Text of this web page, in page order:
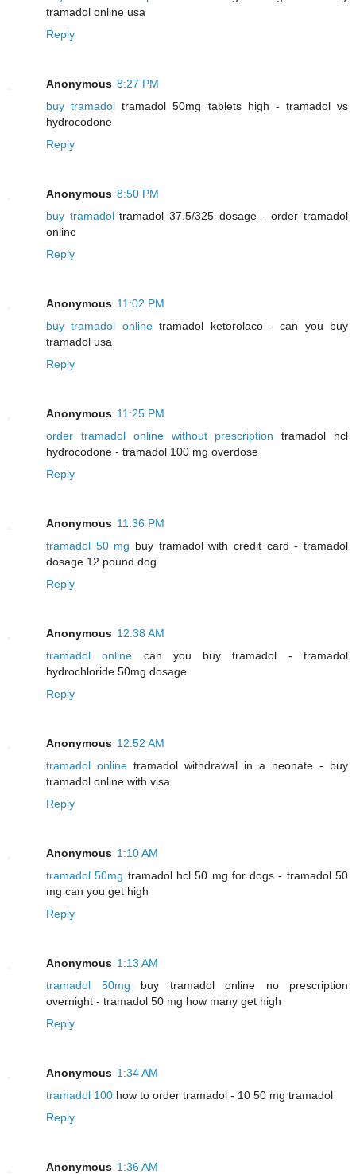
tramadol online usa
Reply
Anonymous 8:27 PM
buy tramadol tramadol 50mg tablets high - tramadol vs
hydrocodone
Reply
Anonymous 8:50 PM
buy tramadoltramadol 37.5/325 dosage - order tramadol
online
Reply
Anonymous 11:02 PM
buy tramadol onlinetramadol ketorolaco - can you buy
tramadol usa
Reply
Anonymous 11:25 PM
order tramadol online without prescription tramadol hcl
hydrocodone - tramadol 100 mg overdose
Reply
Anonymous 11:36 PM
tramadol 50 mg buy tramadol with credit card - tramadol
dosage 12 pound dog
Reply
Anonymous 12:38 AM
tramadol online can you buy tramadol - tramadol
hydrochloride 50mg dosage
Reply
Anonymous 12:52 AM
tramadol online tramadol withdrawal in a neonate - buy
tramadol online with visa
Reply
Anonymous 1:10 AM
tramadol 50mg tramadol hcl 50 mg for dogs - tramadol 50
mg can you get high
Reply
Anonymous 1:13 AM
tramadol 50mg buy tramadol online no prescription
overnight - tramadol 50 mg how many get high
Reply
Anonymous 1:34 AM
tramadol 100 how to order tramadol - 10 50 mg tramadol
Reply
Anonymous 1:36 AM